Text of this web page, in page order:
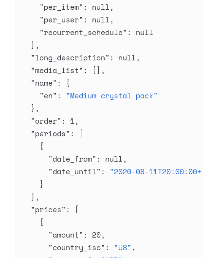
    "per_item"
: null,
    "per_user"
: null,
    "recurrent_schedule"
: null
  },
  "long_description"
: null,
  "media_list"
: [],
  "name"
: {
    "en"
: "Medium crystal pack"
  },
  "order"
: 1,
  "periods"
: [
    {
      "date_from"
: null,
      "date_until"
: "2020-08-
    }
  ],
  "prices"
: [
    {
      "amount"
: 20,
      "country_iso"
: "US" ,